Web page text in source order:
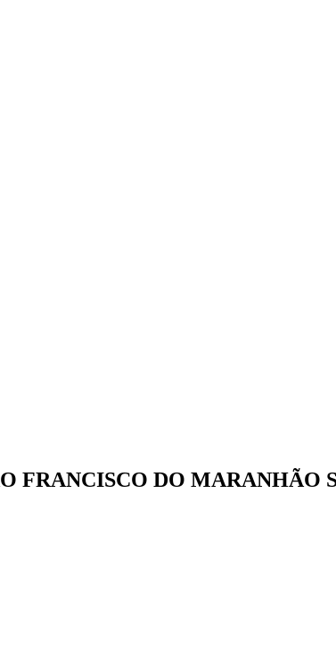
FRANCISCO DO MARANHÃO